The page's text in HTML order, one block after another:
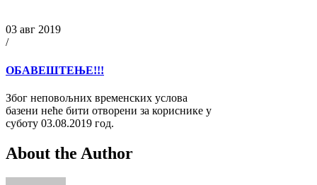
03 авг 2019
/
ОБАВЕШТЕЊЕ!!!
Због неповољних временских услова
базени неће бити отворени за кориснике у
суботу 03.08.2019 год.
About the Author